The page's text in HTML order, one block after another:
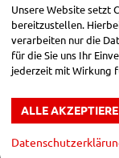
unverbindliche
Fahrzeugnr. 865958
Benzin
incl. 19% MwSt.
Verbrauch
2 -Klasse: D
CO -Emissionen:
Unsere Website setzt
bereitzustellen.
verarbeiten nur die
für die Sie uns Ihr
jederzeit mit Wirkung
ALLE